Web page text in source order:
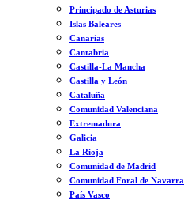
Principado de Asturias
Islas Baleares
Canarias
Cantabria
Castilla-La Mancha
Castilla y León
Cataluña
Comunidad Valenciana
Extremadura
Galicia
La Rioja
Comunidad de Madrid
Comunidad Foral de Navarra
País Vasco